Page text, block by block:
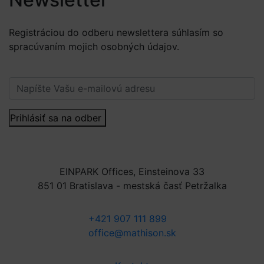
Registráciou do odberu newslettera súhlasím so
spracúvaním mojich osobných údajov.
Prihlásiť sa na odber
EINPARK Offices, Einsteinova 33
851 01 Bratislava - mestská časť Petržalka
+421 907 111 899
office@mathison.sk